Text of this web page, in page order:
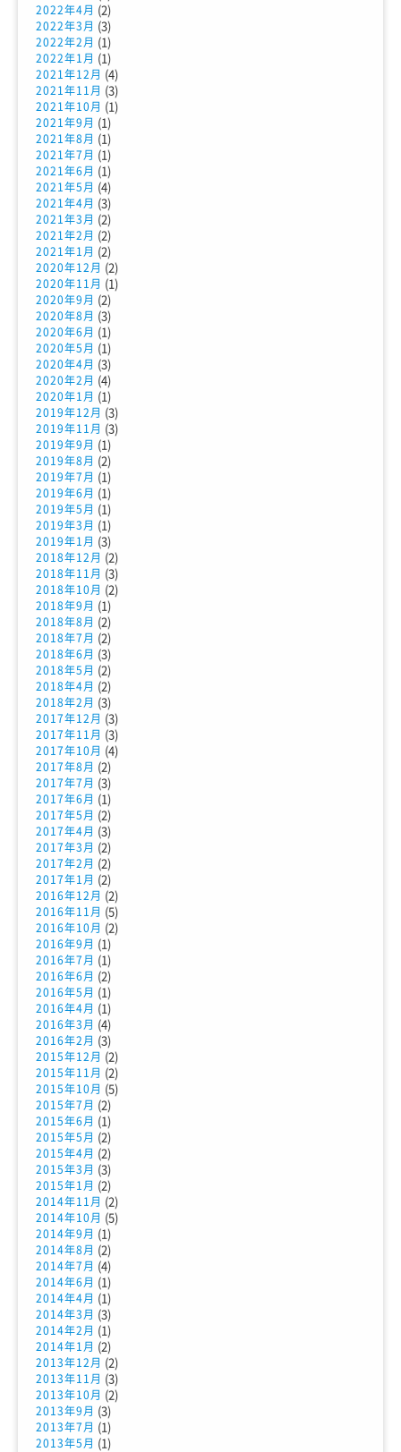
2022年4月 (2)
2022年3月 (3)
2022年2月 (1)
2022年1月 (1)
2021年12月 (4)
2021年11月 (3)
2021年10月 (1)
2021年9月 (1)
2021年8月 (1)
2021年7月 (1)
2021年6月 (1)
2021年5月 (4)
2021年4月 (3)
2021年3月 (2)
2021年2月 (2)
2021年1月 (2)
2020年12月 (2)
2020年11月 (1)
2020年9月 (2)
2020年8月 (3)
2020年6月 (1)
2020年5月 (1)
2020年4月 (3)
2020年2月 (4)
2020年1月 (1)
2019年12月 (3)
2019年11月 (3)
2019年9月 (1)
2019年8月 (2)
2019年7月 (1)
2019年6月 (1)
2019年5月 (1)
2019年3月 (1)
2019年1月 (3)
2018年12月 (2)
2018年11月 (3)
2018年10月 (2)
2018年9月 (1)
2018年8月 (2)
2018年7月 (2)
2018年6月 (3)
2018年5月 (2)
2018年4月 (2)
2018年2月 (3)
2017年12月 (3)
2017年11月 (3)
2017年10月 (4)
2017年8月 (2)
2017年7月 (3)
2017年6月 (1)
2017年5月 (2)
2017年4月 (3)
2017年3月 (2)
2017年2月 (2)
2017年1月 (2)
2016年12月 (2)
2016年11月 (5)
2016年10月 (2)
2016年9月 (1)
2016年7月 (1)
2016年6月 (2)
2016年5月 (1)
2016年4月 (1)
2016年3月 (4)
2016年2月 (3)
2015年12月 (2)
2015年11月 (2)
2015年10月 (5)
2015年7月 (2)
2015年6月 (1)
2015年5月 (2)
2015年4月 (2)
2015年3月 (3)
2015年1月 (2)
2014年11月 (2)
2014年10月 (5)
2014年9月 (1)
2014年8月 (2)
2014年7月 (4)
2014年6月 (1)
2014年4月 (1)
2014年3月 (3)
2014年2月 (1)
2014年1月 (2)
2013年12月 (2)
2013年11月 (3)
2013年10月 (2)
2013年9月 (3)
2013年7月 (1)
2013年5月 (1)